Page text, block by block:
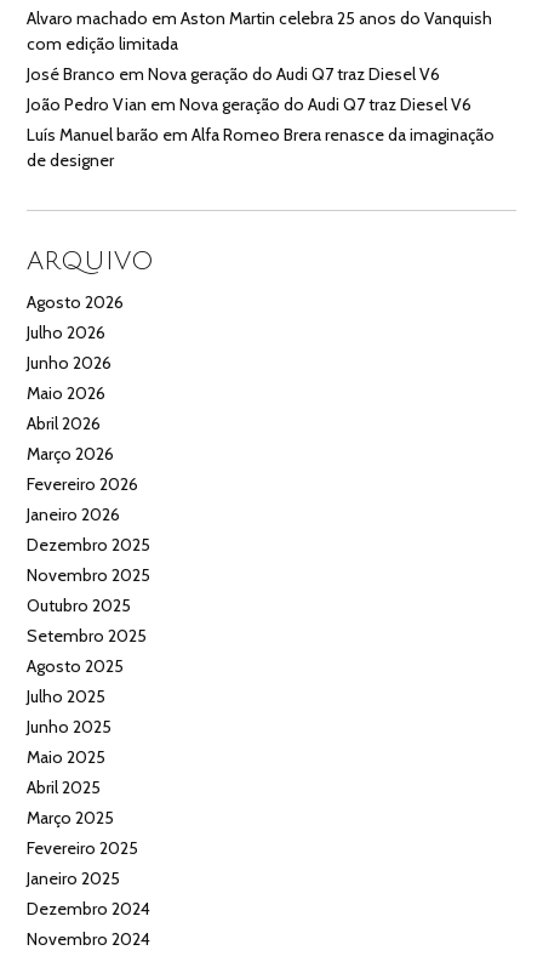
Alvaro machado emAston Martin celebra 25 anos do Vanquish
com edição limitada
José Branco emNova geração do Audi Q7 traz Diesel V6
João Pedro Vian emNova geração do Audi Q7 traz Diesel V6
Luís Manuel barão emAlfa Romeo Brera renasce da imaginação
de designer
ARQUIVO
Agosto 2026
Julho 2026
Junho 2026
Maio 2026
Abril 2026
Março 2026
Fevereiro 2026
Janeiro 2026
Dezembro 2025
Novembro 2025
Outubro 2025
Setembro 2025
Agosto 2025
Julho 2025
Junho 2025
Maio 2025
Abril 2025
Março 2025
Fevereiro 2025
Janeiro 2025
Dezembro 2024
Novembro 2024